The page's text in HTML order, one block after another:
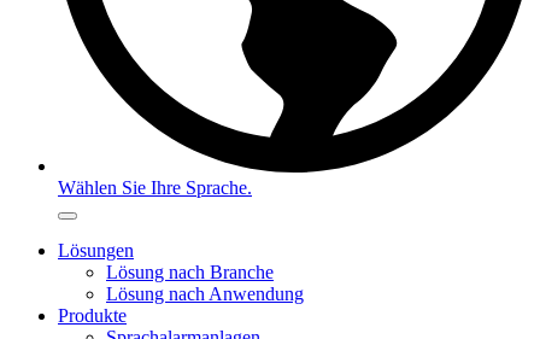
Wählen Sie Ihre Sprache.
Lösungen
Lösung nach Branche
Lösung nach Anwendung
Produkte